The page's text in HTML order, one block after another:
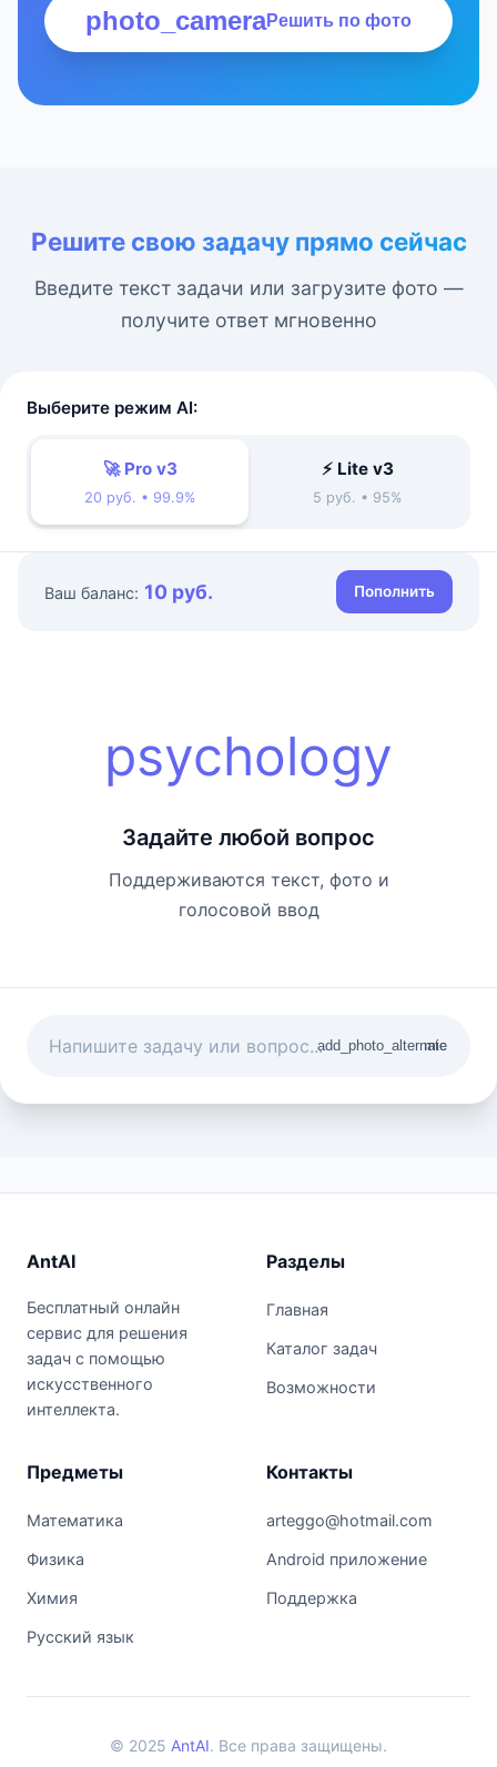
photo_cameraРешить по фото
Решите свою задачу прямо сейчас
Введите текст задачи или загрузите фото —
получите ответ мгновенно
Выберите режим AI:
🚀 Pro v3
20 руб. • 99.9%
⚡ Lite v3
5 руб. • 95%
Ваш баланс: 10 руб. Пополнить
psychology
Задайте любой вопрос
Поддерживаются текст, фото и
голосовой ввод
add_photo_alternate
mic
AntAI
Бесплатный онлайн
сервис для решения
задач с помощью
искусственного
интеллекта.
Разделы
Главная
Каталог задач
Возможности
Предметы
Математика
Физика
Химия
Русский язык
Контакты
arteggo@hotmail.com
Android приложение
Поддержка
© 2025 AntAI. Все права защищены.